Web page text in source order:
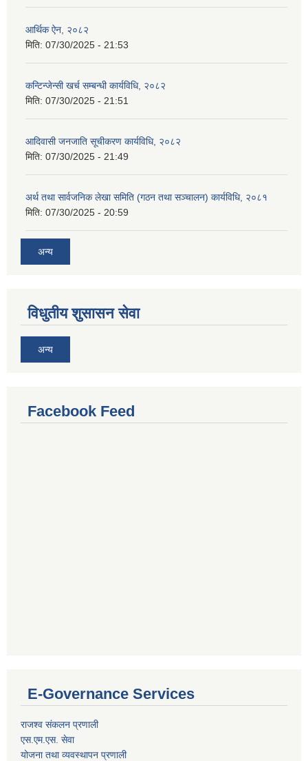
आर्थिक ऐन, २०८२
मिति: 07/30/2025 - 21:53
कन्टिन्जेन्सी खर्च सम्बन्धी कार्यविधि, २०८२
मिति: 07/30/2025 - 21:51
आदिवासी जनजाति सूचीकरण कार्यविधि, २०८२
मिति: 07/30/2025 - 21:49
अर्थ तथा सार्वजनिक लेखा समिति (गठन तथा सञ्चालन) कार्यविधि, २०८१
मिति: 07/30/2025 - 20:59
अन्य
विधुतीय शुसासन सेवा
अन्य
Facebook Feed
E-Governance Services
राजश्व संकलन प्रणाली
एस.एम.एस. सेवा
योजना तथा व्यवस्थापन प्रणाली